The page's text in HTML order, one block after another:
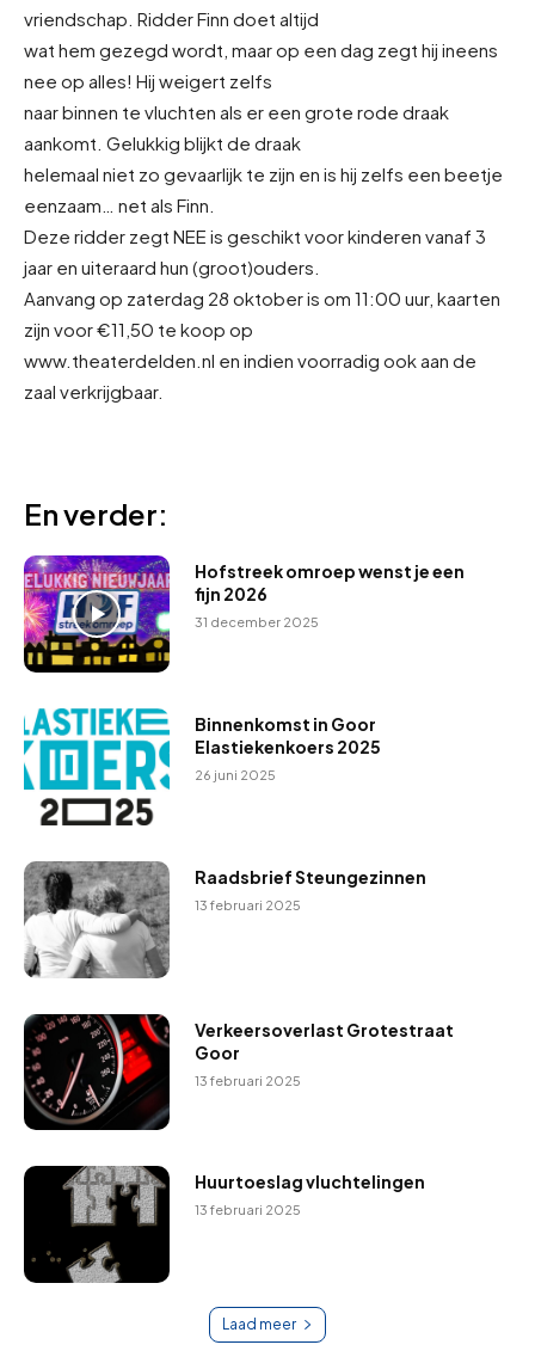
vriendschap. Ridder Finn doet altijd
wat hem gezegd wordt, maar op een dag zegt hij ineens
nee op alles! Hij weigert zelfs
naar binnen te vluchten als er een grote rode draak
aankomt. Gelukkig blijkt de draak
helemaal niet zo gevaarlijk te zijn en is hij zelfs een beetje
eenzaam… net als Finn.
Deze ridder zegt NEE is geschikt voor kinderen vanaf 3
jaar en uiteraard hun (groot)ouders.
Aanvang op zaterdag 28 oktober is om 11:00 uur, kaarten
zijn voor €11,50 te koop op
www.theaterdelden.nl en indien voorradig ook aan de
zaal verkrijgbaar.
En verder:
Hofstreek omroep wenst je een
fijn 2026
31 december 2025
Binnenkomst in Goor
Elastiekenkoers 2025
26 juni 2025
Raadsbrief Steungezinnen
13 februari 2025
Verkeersoverlast Grotestraat
Goor
13 februari 2025
Huurtoeslag vluchtelingen
13 februari 2025
Laad meer